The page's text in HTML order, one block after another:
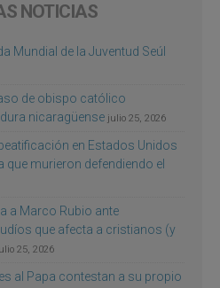
NOTICIAS
Mundial de la Juventud Seúl
de obispo católico
nicaragüense julio 25, 2026
en Estados Unidos
que murieron defendiendo el
a Marco Rubio ante
que afecta a cristianos (y
25, 2026
al Papa contestan a su propio